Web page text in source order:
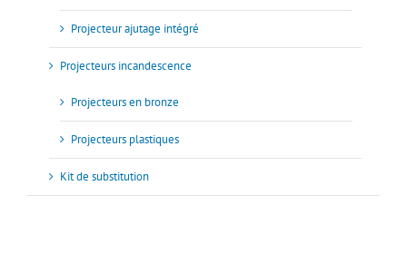
Projecteur ajutage intégré
Projecteurs incandescence
Projecteurs en bronze
Projecteurs plastiques
Kit de substitution